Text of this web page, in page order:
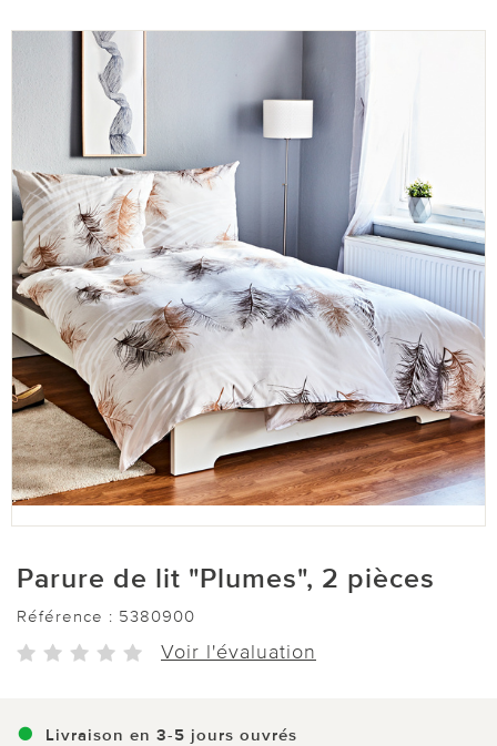
Parure de lit "Plumes", 2 pièces
Référence : 5380900
Voir l'évaluation
Livraison en 3-5 jours ouvrés